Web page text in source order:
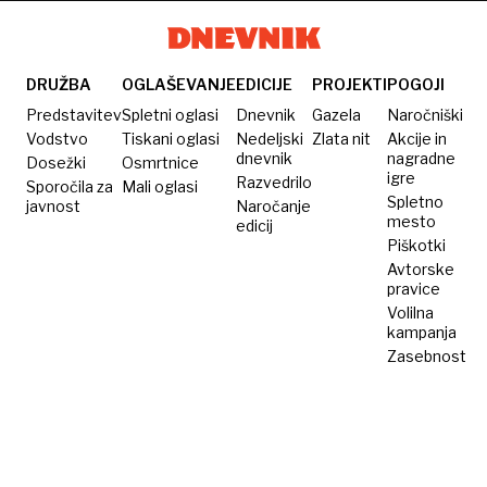
prepovedali
do
splava
DRUŽBA
Predstavitev
Vodstvo
Dosežki
Sporočila za
javnost
OGLAŠEVANJE
Spletni oglasi
Tiskani oglasi
Osmrtnice
Mali oglasi
EDICIJE
Dnevnik
Nedeljski
dnevnik
Razvedrilo
Naročanje
edicij
PROJEKTI
Gazela
Zlata nit
POGOJI
Naročniški
Akcije in
nagradne
igre
Spletno
mesto
Piškotki
Avtorske
pravice
Volilna
kampanja
Zasebnost